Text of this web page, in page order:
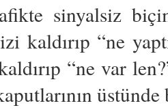
sinyalsiz
kaldırıp “ne
“ne var